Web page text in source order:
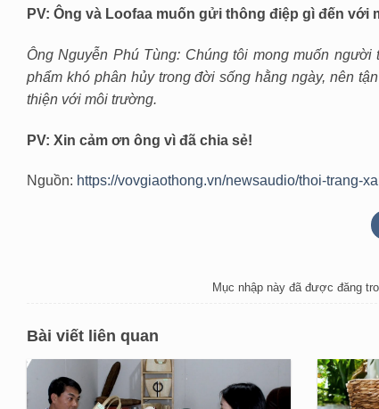
PV: Ông và Loofaa muốn gửi thông điệp gì đến với
Ông Nguyễn Phú Tùng: Chúng tôi mong muốn
phẩm khó phân hủy trong đời sống hằng ngày, nên
thiện với môi trường.
PV: Xin cảm ơn ông vì đã chia sẻ!
Nguồn: https://vovgiaothong.vn/newsaudio/thoi-trang-
Mục nhập này đã được đăng
Bài viết liên quan